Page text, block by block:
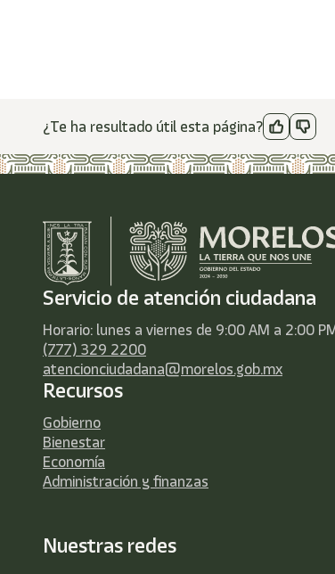
¿Te ha resultado útil esta página?
Servicio de atención ciudadana
Horario: lunes a viernes de 9:00 AM a 2:00
(777) 329 2200
atencionciudadana@morelos.gob.mx
Recursos
Gobierno
Bienestar
Economía
Administración y finanzas
Nuestras redes